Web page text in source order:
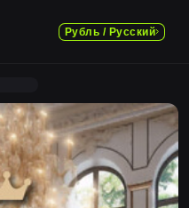
Рубль / Русский